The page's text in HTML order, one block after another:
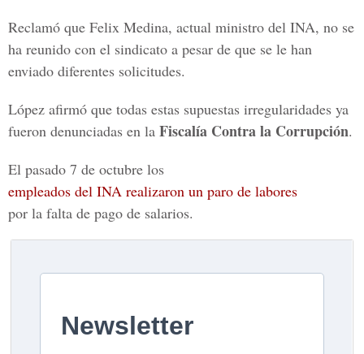
Reclamó que Felix Medina, actual ministro del INA, no se
ha reunido con el sindicato a pesar de que se le han
enviado diferentes solicitudes.
López afirmó que todas estas supuestas irregularidades ya
fueron denunciadas en la Fiscalía Contra la Corrupción.
El pasado 7 de octubre los
empleados del INA realizaron un paro de labores
por la falta de pago de salarios.